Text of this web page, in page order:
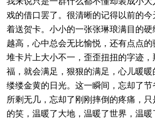
戏的借口罢了。很清晰的记得以前的
着送贺卡。小小的一张张琳琅满目的
越高，心中总会无比愉悦，还有点点
堆卡片上大小不一，歪歪扭扭的字迹
福，就会满足，狠狠的满足，心儿暖
缕缕金黄的日光。这一瞬间，忘却了
所剩无几，忘却了刚刚摔倒的疼痛，
的笑，温暖了大地，温暖了世界，温暖